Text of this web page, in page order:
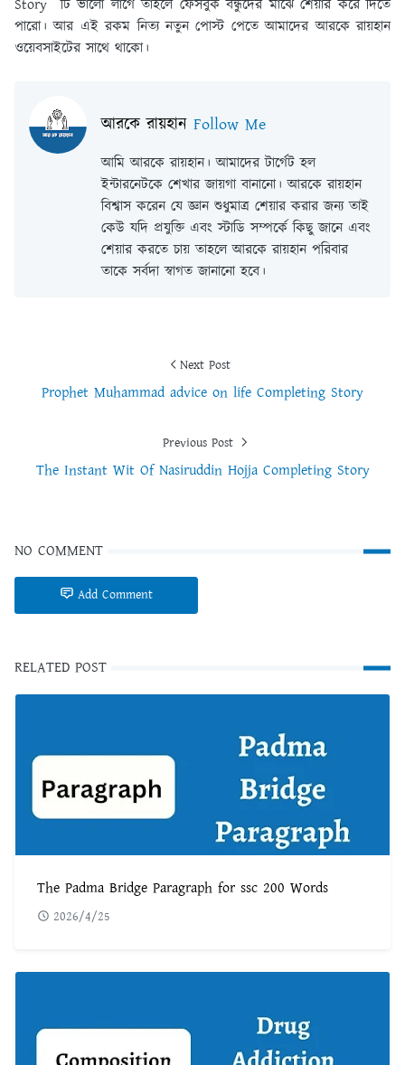
Story টি ভালো লাগে তাহলে ফেসবুক বন্ধুদের মাঝে শেয়ার করে দিতে
পারো। আর এই রকম নিত্য নতুন পোস্ট পেতে আমাদের আরকে রায়হান
ওয়েবসাইটের সাথে থাকো।
আরকে রায়হান Follow Me
আমি আরকে রায়হান। আমাদের টার্গেট হল
ইন্টারনেটকে শেখার জায়গা বানানো। আরকে রায়হান
বিশ্বাস করেন যে জ্ঞান শুধুমাত্র শেয়ার করার জন্য তাই
কেউ যদি প্রযুক্তি এবং স্টাডি সম্পর্কে কিছু জানে এবং
শেয়ার করতে চায় তাহলে আরকে রায়হান পরিবার
তাকে সর্বদা স্বাগত জানানো হবে।
Next Post
Prophet Muhammad advice on life Completing Story
Previous Post
The Instant Wit Of Nasiruddin Hojja Completing Story
NO COMMENT
Add Comment
RELATED POST
The Padma Bridge Paragraph for ssc 200 Words
2026/4/25